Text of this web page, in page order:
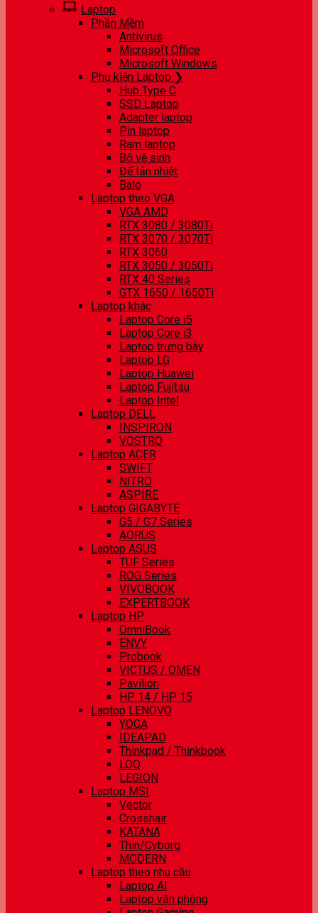
Laptop
Phần Mềm
Antivirus
Microsoft Office
Microsoft Windows
Phụ kiện Laptop ❯
Hub Type C
SSD Laptop
Adapter laptop
Pin laptop
Ram laptop
Bộ vệ sinh
Đế tản nhiệt
Balo
Laptop theo VGA
VGA AMD
RTX 3080 / 3080Ti
RTX 3070 / 3070Ti
RTX 3060
RTX 3050 / 3050Ti
RTX 40 Series
GTX 1650 / 1650Ti
Laptop khác
Laptop Core i5
Laptop Core i3
Laptop trưng bày
Laptop LG
Laptop Huawei
Laptop Fujitsu
Laptop Intel
Laptop DELL
INSPIRON
VOSTRO
Laptop ACER
SWIFT
NITRO
ASPIRE
Laptop GIGABYTE
G5 / G7 Series
AORUS
Laptop ASUS
TUF Series
ROG Series
VIVOBOOK
EXPERTBOOK
Laptop HP
OmniBook
ENVY
Probook
VICTUS / OMEN
Pavilion
HP 14 / HP 15
Laptop LENOVO
YOGA
IDEAPAD
Thinkpad / Thinkbook
LOQ
LEGION
Laptop MSI
Vector
Crosshair
KATANA
Thin/Cyborg
MODERN
Laptop theo nhu cầu
Laptop AI
Laptop văn phòng